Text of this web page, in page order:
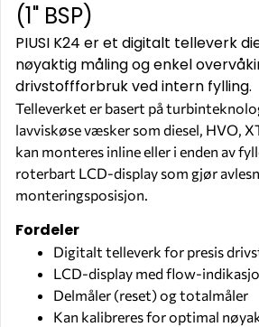
(1" BSP)
PIUSI K24 er et digitalt telleverk
nøyaktig måling og enkel
drivstoffforbruk ved intern fylling.
Telleverket er basert på
lavviskøse væsker som diesel, HVO,
kan monteres inline eller i enden av
roterbart LCD-display som gjør
monteringsposisjon.
Fordeler
Digitalt telleverk for presis
LCD-display med flow-
Delmåler (reset) og totalmåler
Kan kalibreres for optimal